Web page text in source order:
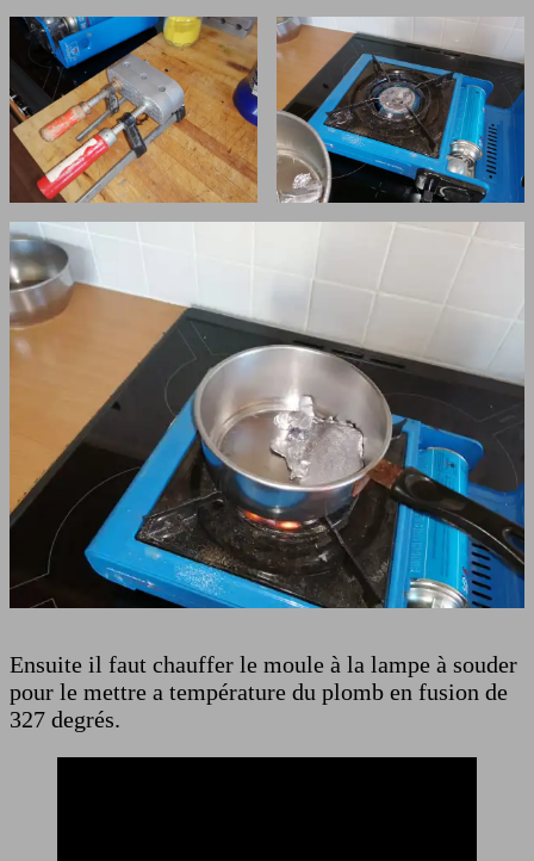
Ensuite il faut chauffer le moule à la lampe à souder
pour le mettre a température du plomb en fusion de
327 degrés.